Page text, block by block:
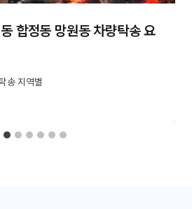
합정동 망원동 차량탁송 요
송 지역별